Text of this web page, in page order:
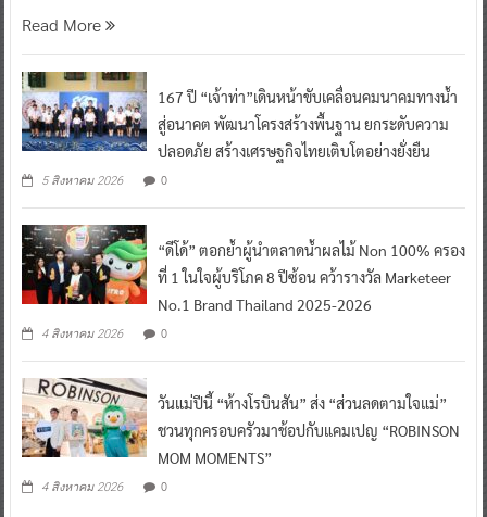
Read More
167 ปี “เจ้าท่า”เดินหน้าขับเคลื่อนคมนาคมทางน้ำ
สู่อนาคต พัฒนาโครงสร้างพื้นฐาน ยกระดับความ
ปลอดภัย สร้างเศรษฐกิจไทยเติบโตอย่างยั่งยืน
5 สิงหาคม 2026 0
“ดีโด้” ตอกย้ำผู้นำตลาดน้ำผลไม้ Non 100% ครอง
ที่ 1 ในใจผู้บริโภค 8 ปีซ้อน คว้ารางวัล Marketeer
No.1 Brand Thailand 2025-2026
4 สิงหาคม 2026 0
วันแม่ปีนี้ “ห้างโรบินสัน” ส่ง “ส่วนลดตามใจแม่”
ชวนทุกครอบครัวมาช้อปกับแคมเปญ “ROBINSON
MOM MOMENTS”
4 สิงหาคม 2026 0